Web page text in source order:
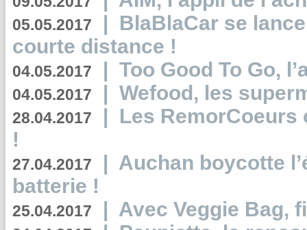
05.05.2017 | BlaBlaCar se
courte distance !
04.05.2017 | Too Good To Go,
04.05.2017 | Wefood, les
28.04.2017 | Les RemorCoeurs
!
27.04.2017 | Auchan boycotte
batterie !
25.04.2017 | Avec Veggie Bag,